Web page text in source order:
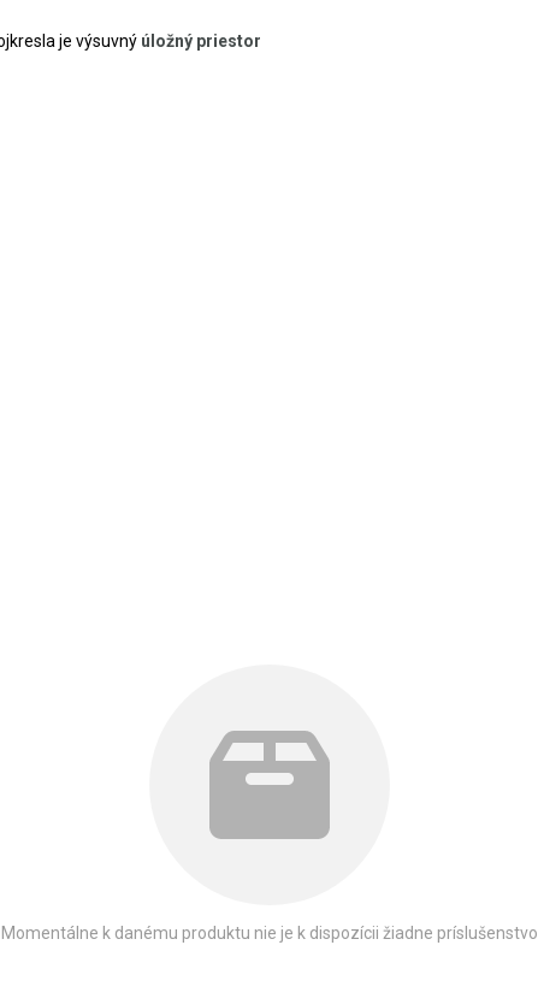
je výsuvný úložný priestor
Momentálne k danému produktu nie je k dispozícii žiadne príslušenstvo